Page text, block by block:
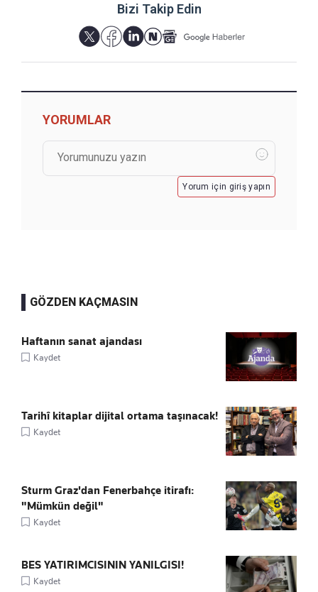
Bizi Takip Edin
YORUMLAR
Yorum için giriş yapın
GÖZDEN KAÇMASIN
Haftanın sanat ajandası
Kaydet
Tarihî kitaplar dijital ortama taşınacak!
Kaydet
Sturm Graz'dan Fenerbahçe itirafı:
"Mümkün değil"
Kaydet
BES YATIRIMCISININ YANILGISI!
Kaydet